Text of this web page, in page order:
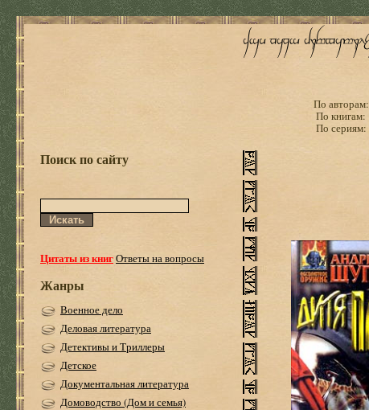
По авторам:
По книгам:
По сериям:
Поиск по сайту
Цитаты из книгОтветы на вопросы
Жанры
Военное дело
Деловая литература
Детективы и Триллеры
Детское
Документальная литература
Домоводство (Дом и семья)